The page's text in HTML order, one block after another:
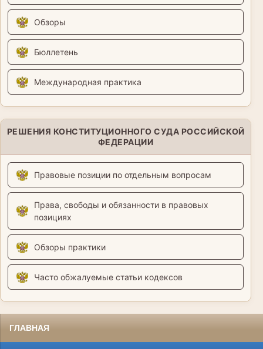
Обзоры
Бюллетень
Международная практика
РЕШЕНИЯ КОНСТИТУЦИОННОГО СУДА РОССИЙСКОЙ
ФЕДЕРАЦИИ
Правовые позиции по отдельным вопросам
Права, свободы и обязанности в правовых
позициях
Обзоры практики
Часто обжалуемые статьи кодексов
ГЛАВНАЯ